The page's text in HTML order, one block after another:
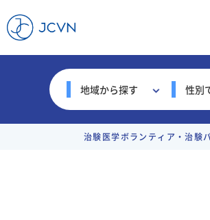
地域から探す 性別
治験医学ボランティア・治験